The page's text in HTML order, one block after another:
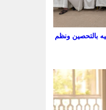
بالتحصين ونظم